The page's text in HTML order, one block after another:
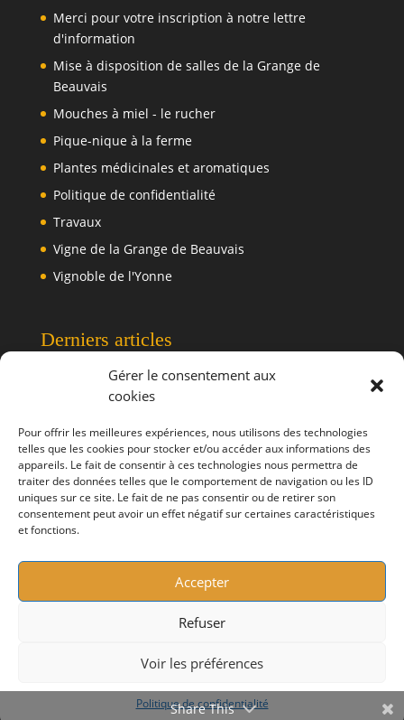
Gérer le consentement aux
cookies
Pour offrir les meilleures expériences, nous utilisons des technologies
telles que les cookies pour stocker et/ou accéder aux informations des
appareils. Le fait de consentir à ces technologies nous permettra de
traiter des données telles que le comportement de navigation ou les ID
uniques sur ce site. Le fait de ne pas consentir ou de retirer son
consentement peut avoir un effet négatif sur certaines caractéristiques
et fonctions.
Accepter
Refuser
Voir les préférences
Politique de confidentialité
Merci pour votre inscription à notre lettre
d'information
Mise à disposition de salles de la Grange de
Beauvais
Mouches à miel - le rucher
Pique-nique à la ferme
Plantes médicinales et aromatiques
Politique de confidentialité
Travaux
Vigne de la Grange de Beauvais
Vignoble de l'Yonne
Derniers articles
Manifestations de Juin
Rendez vous des Jardins
Randonnée de l’Ascension – 14 mai 2026
Calendrier 2026 Grange de Beauvais
Meilleurs vœux 2026
Politique de confidentialité
Grange de Beauvais 2025 - Tous droits réservés
Share This